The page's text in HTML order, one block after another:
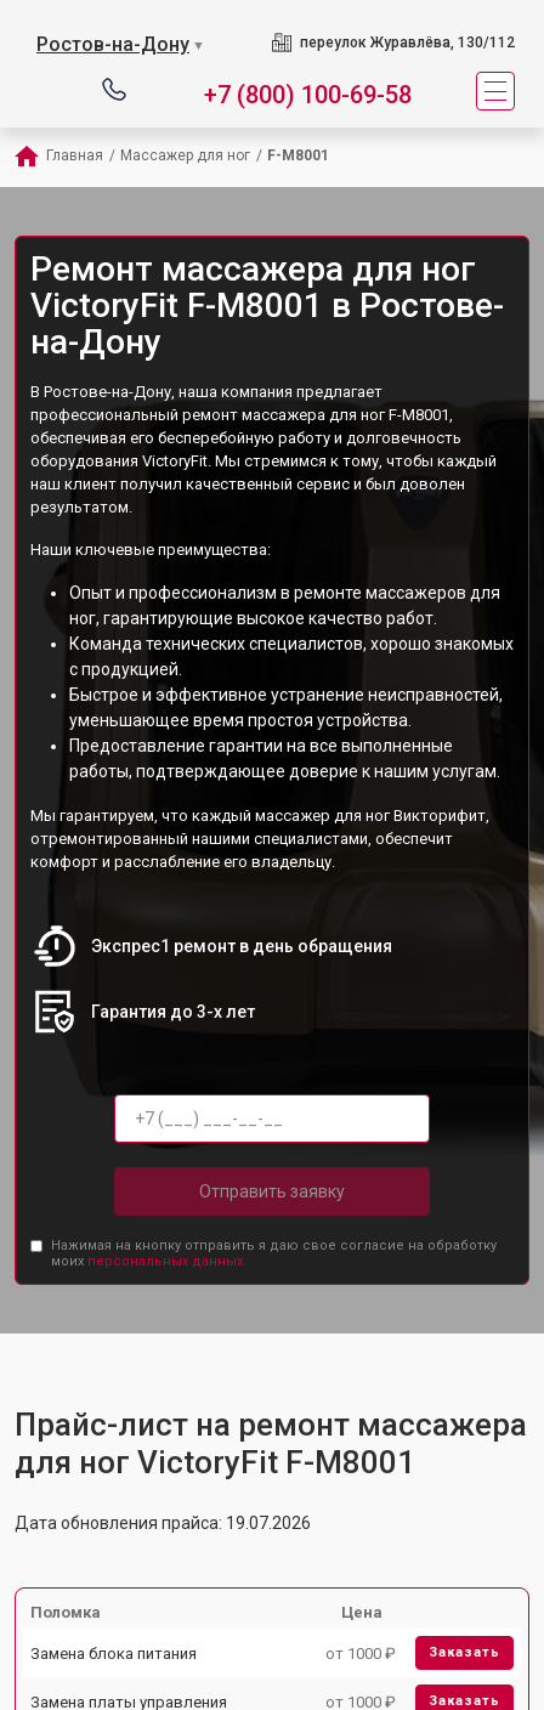
Ростов-на-Дону ▼ переулок Журавлёва, 130/112
+7 (800) 100-69-58
Главная / Массажер для ног / F-M8001
Ремонт массажера для ног
VictoryFit F-M8001 в Ростове-
на-Дону
В Ростове-на-Дону, наша компания предлагает
профессиональный ремонт массажера для ног F-M8001,
обеспечивая его бесперебойную работу и долговечность
оборудования VictoryFit. Мы стремимся к тому, чтобы каждый
наш клиент получил качественный сервис и был доволен
результатом.
Наши ключевые преимущества:
Опыт и профессионализм в ремонте массажеров для
ног, гарантирующие высокое качество работ.
Команда технических специалистов, хорошо знакомых
с продукцией.
Быстрое и эффективное устранение неисправностей,
уменьшающее время простоя устройства.
Предоставление гарантии на все выполненные
работы, подтверждающее доверие к нашим услугам.
Мы гарантируем, что каждый массажер для ног Викторифит,
отремонтированный нашими специалистами, обеспечит
комфорт и расслабление его владельцу.
Экспрес1 ремонт в день обращения
Гарантия до 3-х лет
Отправить заявку
Нажимая на кнопку отправить я даю свое согласие на обработку
моих персональных данных.
Прайс-лист на ремонт массажера
для ног VictoryFit F-M8001
Дата обновления прайса: 19.07.2026
Поломка Цена
Замена блока питания от 1000 ₽ Заказать
Замена платы управления от 1000 ₽ Заказать